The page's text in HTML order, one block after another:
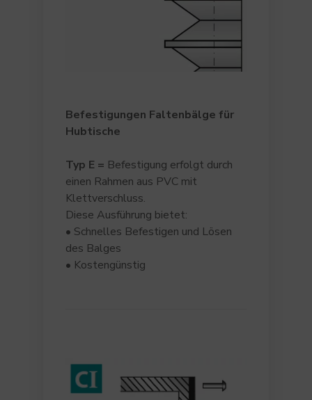
Befestigungen Faltenbälge für
Hubtische
Typ E = Befestigung erfolgt durch
einen Rahmen aus PVC mit
Klettverschluss.
Diese Ausführung bietet:
• Schnelles Befestigen und Lösen
des Balges
• Kostengünstig